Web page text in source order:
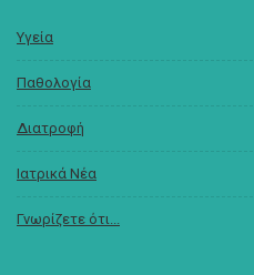
Υγεία
Παθολογία
Διατροφή
Ιατρικά Νέα
Γνωρίζετε ότι...